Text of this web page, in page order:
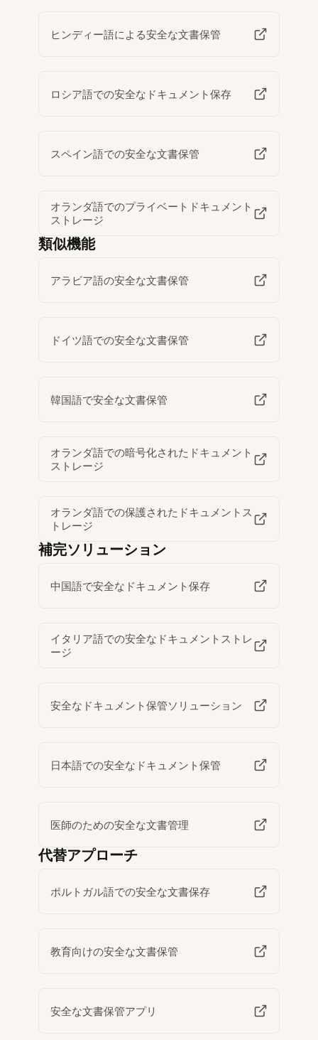
ヒンディー語による安全な文書保管
ロシア語での安全なドキュメント保存
スペイン語での安全な文書保管
オランダ語でのプライベートドキュメント
ストレージ
類似機能
アラビア語の安全な文書保管
ドイツ語での安全な文書保管
韓国語で安全な文書保管
オランダ語での暗号化されたドキュメント
ストレージ
オランダ語での保護されたドキュメントス
トレージ
補完ソリューション
中国語で安全なドキュメント保存
イタリア語での安全なドキュメントストレ
ージ
安全なドキュメント保管ソリューション
日本語での安全なドキュメント保管
医師のための安全な文書管理
代替アプローチ
ポルトガル語での安全な文書保存
教育向けの安全な文書保管
安全な文書保管アプリ